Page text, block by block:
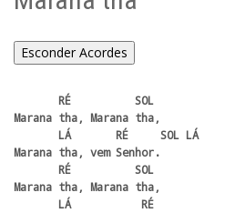
Esconder Acordes
Marana tha, Marana tha,
Marana tha, vem Senhor.
Marana tha, Marana tha,